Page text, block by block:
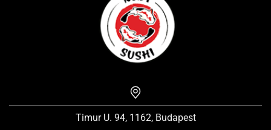
Timur U. 94, 1162, Budapest